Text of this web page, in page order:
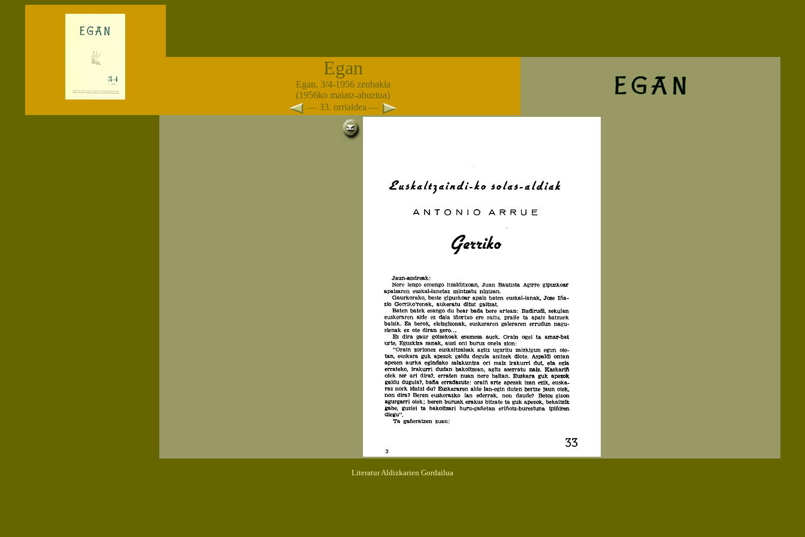
Egan
Egan, 3/4-1956 zenbakia
(1956ko maiatz-abuztua)
— 33. orrialdea —
Literatur Aldizkarien Gordailua